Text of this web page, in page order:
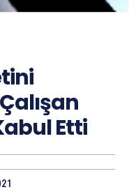
Etti